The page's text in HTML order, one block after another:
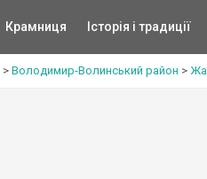
Крамниця Історія і традиції
> Володимир-Волинський район >